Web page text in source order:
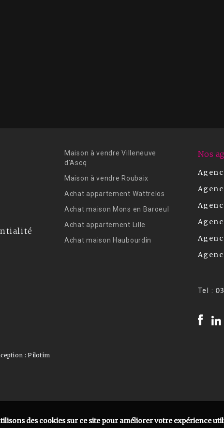
Maison à vendre Villeneuve
d'Ascq
Maison à vendre Roubaix
Achat appartement Wattrelos
Achat maison Mons en Baroeul
Achat appartement Lille
Achat maison Haubourdin
Nos
Tel :
:Pilotim
des cookies sur ce site pour améliorer votre expérience